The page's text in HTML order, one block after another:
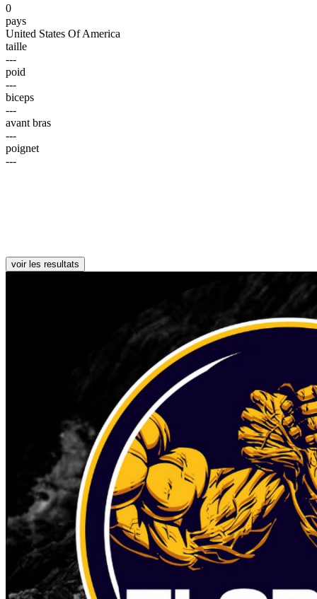
0
pays
United States Of America
taille
---
poid
---
biceps
---
avant bras
---
poignet
---
voir les resultats